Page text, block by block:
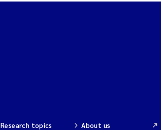
Research topics About us